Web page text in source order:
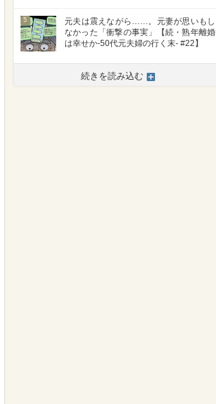
5
元夫は震えながら……。元妻が思いもし
なかった「衝撃の事実」【続・熟年離婚
は幸せか-50代元夫婦の行く末- #22】
続きを読み込む